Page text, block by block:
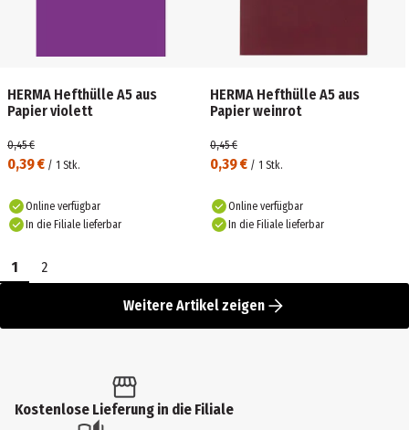
HERMA Hefthülle A5 aus
Papier violett
0,39 € / 1 Stk.
0,45 €
Online verfügbar
In die Filiale lieferbar
HERMA Hefthülle A5 aus
Papier weinrot
0,39 € / 1 Stk.
0,45 €
Online verfügbar
In die Filiale lieferbar
1 2
Weitere Artikel zeigen
Kostenlose Lieferung in die Filiale